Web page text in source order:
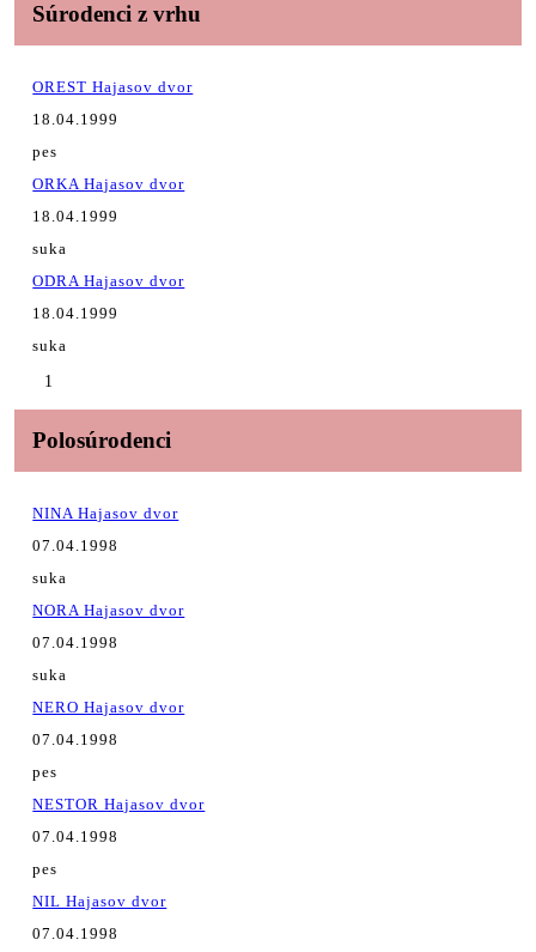
Súrodenci z vrhu
OREST Hajasov dvor
18.04.1999
pes
ORKA Hajasov dvor
18.04.1999
suka
ODRA Hajasov dvor
18.04.1999
suka
1
Polosúrodenci
NINA Hajasov dvor
07.04.1998
suka
NORA Hajasov dvor
07.04.1998
suka
NERO Hajasov dvor
07.04.1998
pes
NESTOR Hajasov dvor
07.04.1998
pes
NIL Hajasov dvor
07.04.1998